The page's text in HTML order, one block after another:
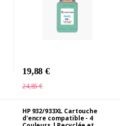
19,88 €
24,85 €
HP 932/933XL Cartouche
d'encre compatible - 4